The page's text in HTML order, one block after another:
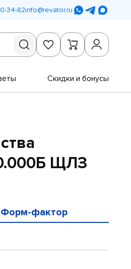
34-82info@revator.ru
Скидки и бонусы
ЩЛЗ
Форм-фактор